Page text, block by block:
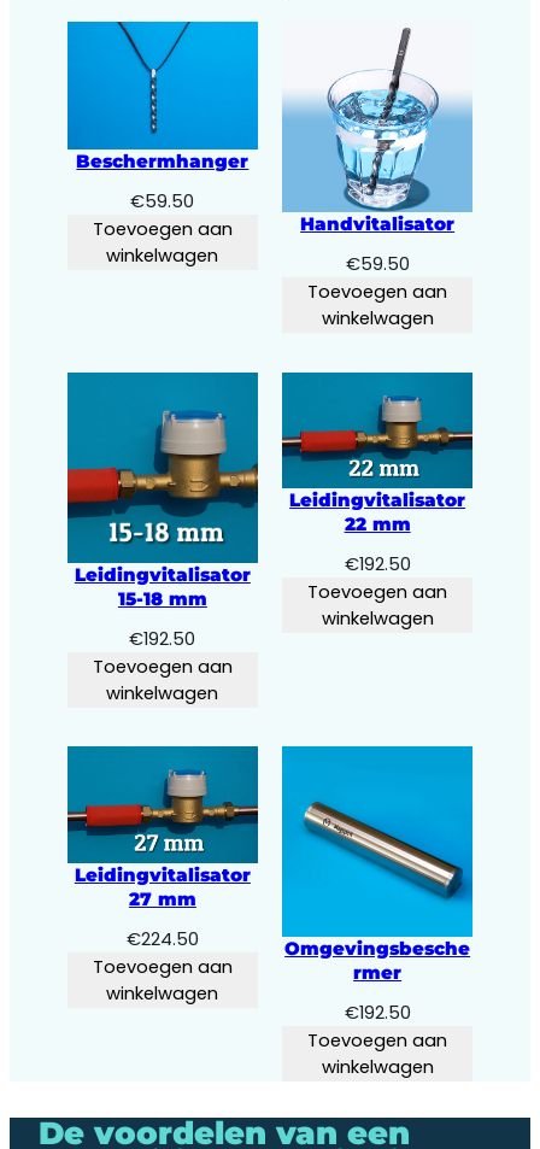
Beschermhanger
€59.50
Toevoegen aan
winkelwagen
Handvitalisator
€59.50
Toevoegen aan
winkelwagen
Leidingvitalisator
15-18 mm
€192.50
Toevoegen aan
winkelwagen
Leidingvitalisator
22 mm
€192.50
Toevoegen aan
winkelwagen
Leidingvitalisator
27 mm
€224.50
Toevoegen aan
winkelwagen
Omgevingsbesche
rmer
€192.50
Toevoegen aan
winkelwagen
De voordelen van een